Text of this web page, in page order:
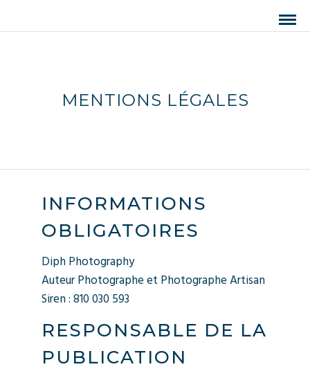
MENTIONS LÉGALES
INFORMATIONS
OBLIGATOIRES
Diph Photography
Auteur Photographe et Photographe Artisan
Siren : 810 030 593
RESPONSABLE DE LA
PUBLICATION